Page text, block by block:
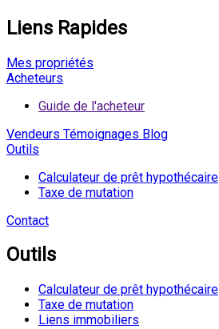
Liens Rapides
Mes propriétés
Acheteurs
Guide de l'acheteur
Vendeurs Témoignages Blog
Outils
Calculateur de prêt hypothécaire
Taxe de mutation
Contact
Outils
Calculateur de prêt hypothécaire
Taxe de mutation
Liens immobiliers